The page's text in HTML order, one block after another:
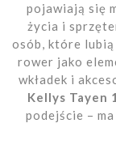
pojawiają się
życia i
osób, które
rower jako
wkładek i
Kellys Tayen
podejście –